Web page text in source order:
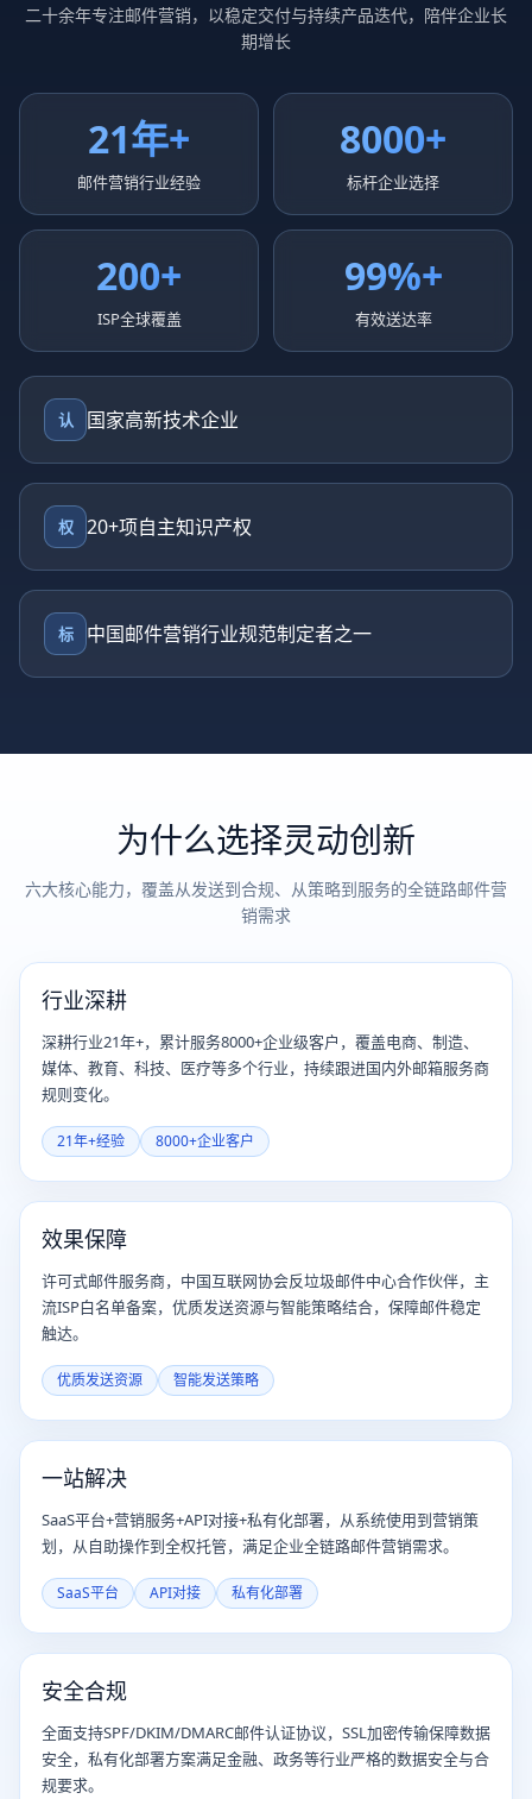
二十余年专注邮件营销，以稳定交付与持续产品迭代，陪伴企业长
期增长
21年+
邮件营销行业经验
8000+
标杆企业选择
200+
ISP全球覆盖
99%+
有效送达率
认 国家高新技术企业
权 20+项自主知识产权
标 中国邮件营销行业规范制定者之一
为什么选择灵动创新
六大核心能力，覆盖从发送到合规、从策略到服务的全链路邮件营
销需求
行业深耕
深耕行业21年+，累计服务8000+企业级客户，覆盖电商、制造、
媒体、教育、科技、医疗等多个行业，持续跟进国内外邮箱服务商
规则变化。
21年+经验 8000+企业客户
效果保障
许可式邮件服务商，中国互联网协会反垃圾邮件中心合作伙伴，主
流ISP白名单备案，优质发送资源与智能策略结合，保障邮件稳定
触达。
优质发送资源 智能发送策略
一站解决
SaaS平台+营销服务+API对接+私有化部署，从系统使用到营销策
划，从自助操作到全权托管，满足企业全链路邮件营销需求。
SaaS平台 API对接 私有化部署
安全合规
全面支持SPF/DKIM/DMARC邮件认证协议，SSL加密传输保障数据
安全，私有化部署方案满足金融、政务等行业严格的数据安全与合
规要求。